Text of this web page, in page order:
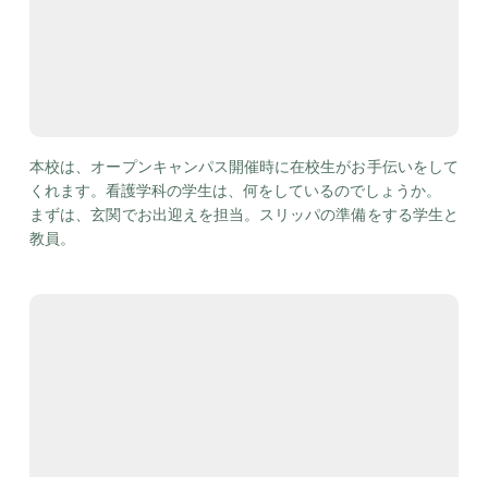
本校は、オープンキャンパス開催時に在校生がお手伝いをして
くれます。看護学科の学生は、何をしているのでしょうか。
まずは、玄関でお出迎えを担当。スリッパの準備をする学生と
教員。